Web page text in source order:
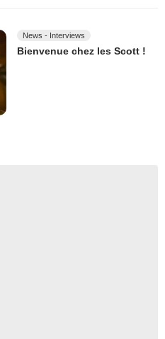
News - Interviews
Bienvenue chez les Scott !